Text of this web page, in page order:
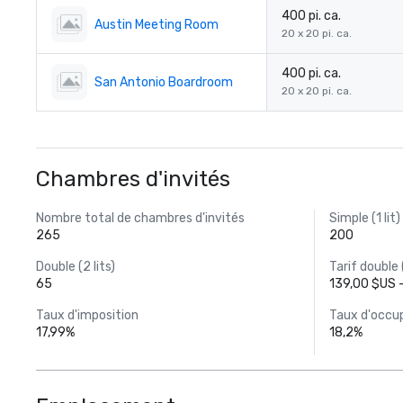
Austin Meeting Room
400 pi. ca.
20 x 20 pi. ca.
San Antonio Boardroom
400 pi. ca.
20 x 20 pi. ca.
Chambres d'invités
Nombre total de chambres d'invités
265
Simple (1 lit)
200
Double (2 lits)
65
Tarif double
139,00 $US
Taux d'imposition
17,99%
Taux
18,2%